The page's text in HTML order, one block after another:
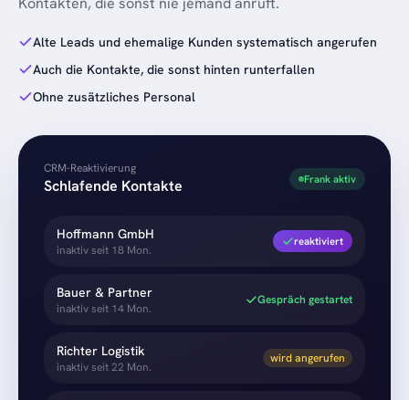
Alte Leads und ehemalige Kunden systematisch angerufen
Auch die Kontakte, die sonst hinten runterfallen
Ohne zusätzliches Personal
CRM-Reaktivierung
Schlafende Kontakte Frank aktiv
Hoffmann GmbH
inaktiv seit 18 Mon.
reaktiviert
Bauer & Partner
inaktiv seit 14 Mon.
Gespräch gestartet
Richter Logistik
inaktiv seit 22 Mon.
wird angerufen